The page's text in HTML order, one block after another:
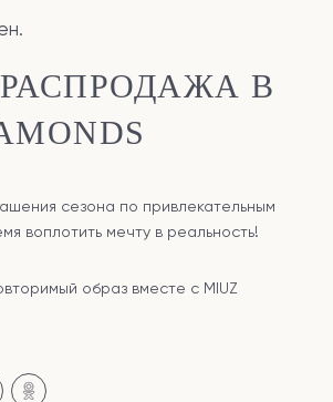
В
сезона по привлекательным
воплотить мечту в реальность!
образ вместе с MIUZ